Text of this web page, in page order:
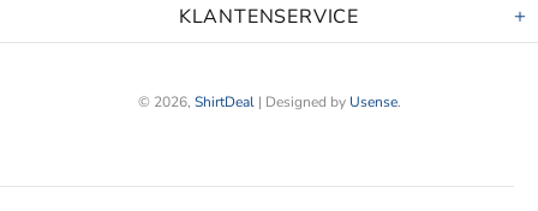
KLANTENSERVICE
© 2026, ShirtDeal| Designed by Usense.